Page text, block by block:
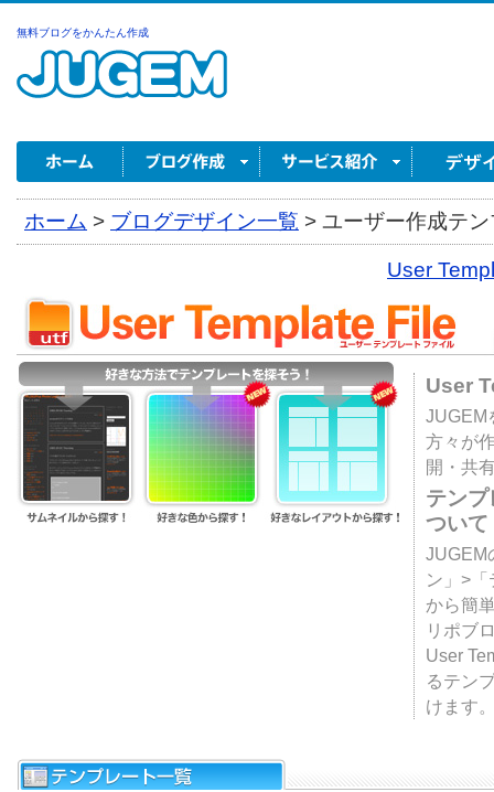
無料ブログをかんたん作成
ホーム > ブログデザイン一覧 > ユーザー作成テ
User
User
JUGEM
方々が
開・共
テン
ついて
JUGEM
ン」>
から簡
リポブ
User
るテン
けます